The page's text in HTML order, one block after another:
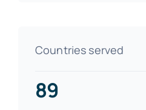
Countries served
89